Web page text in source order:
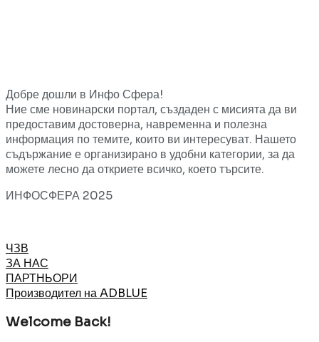
Добре дошли в Инфо Сфера!
Ние сме новинарски портал, създаден с мисията да ви
предоставим достоверна, навременна и полезна
информация по темите, които ви интересуват. Нашето
съдържание е организирано в удобни категории, за да
можете лесно да откриете всичко, което търсите.
ИНФОСФЕРА 2025
ЧЗВ
ЗА НАС
ПАРТНЬОРИ
Производител на ADBLUE
Welcome Back!